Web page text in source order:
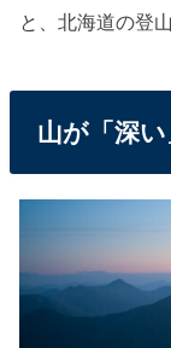
と、北海道の登
山が「深